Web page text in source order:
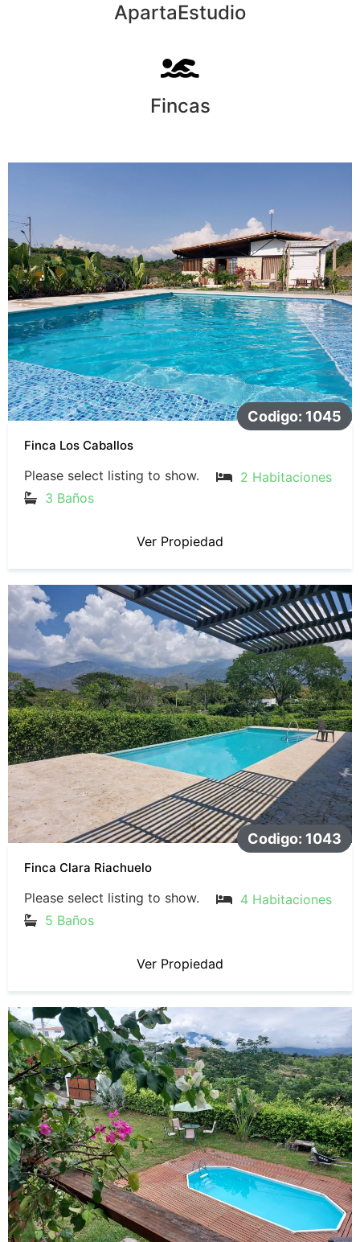
ApartaEstudio
Fincas
Codigo: 1045
Finca Los Caballos
Please select listing to show.
2 Habitaciones
3 Baños
Ver Propiedad
Codigo: 1043
Finca Clara Riachuelo
Please select listing to show.
4 Habitaciones
5 Baños
Ver Propiedad